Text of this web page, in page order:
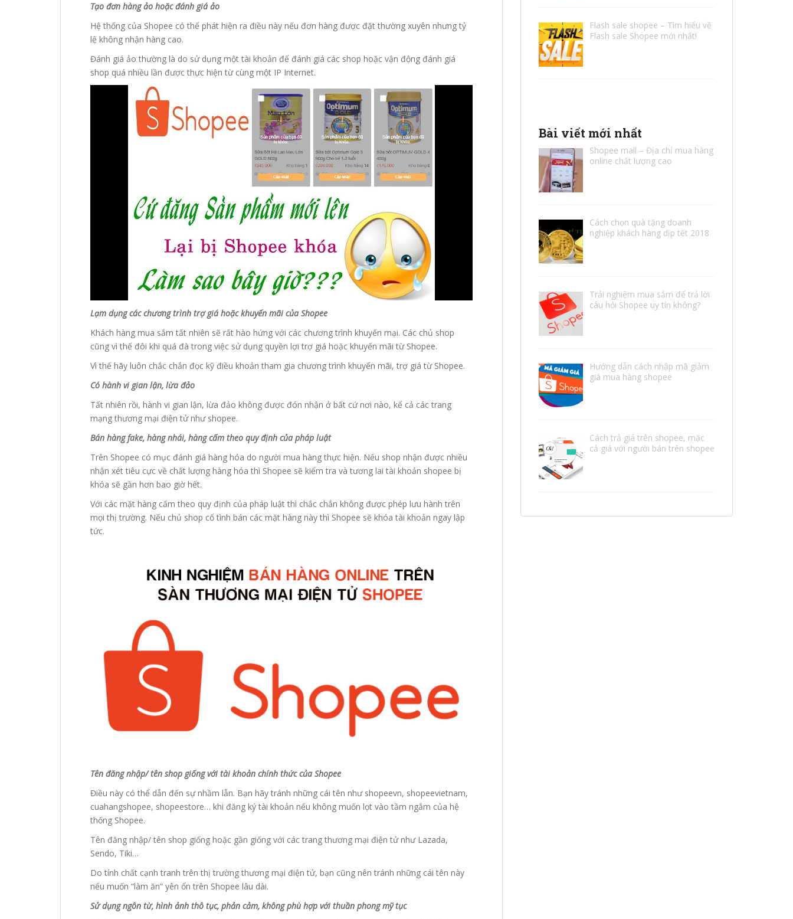
Tạo đơn hàng ảo hoặc đánh giá ảo
Hệ thống của Shopee có thể phát hiện ra điều này nếu đơn hàng được đặt thường xuyên nhưng tỷ
lệ không nhận hàng cao.
Đánh giá ảo thường là do sử dụng một tài khoản để đánh giá các shop hoặc vận động đánh giá
shop quá nhiều lần được thực hiện từ cùng một IP Internet.
Lạm dụng các chương trình trợ giá hoặc khuyến mãi của Shopee
Khách hàng mua sắm tất nhiên sẽ rất hào hứng với các chương trình khuyến mại. Các chủ shop
cũng vì thế đôi khi quá đà trong việc sử dụng quyền lợi trợ giá hoặc khuyến mãi từ Shopee.
Vì thế hãy luôn chắc chắn đọc kỹ điều khoản tham gia chương trình khuyến mãi, trợ giá từ Shopee.
Có hành vi gian lận, lừa đảo
Tất nhiên rồi, hành vi gian lận, lừa đảo không được đón nhận ở bất cứ nơi nào, kể cả các trang
mạng thương mại điện tử như shopee.
Bán hàng fake, hàng nhái, hàng cấm theo quy định của pháp luật
Trên Shopee có mục đánh giá hàng hóa do người mua hàng thực hiện. Nếu shop nhận được nhiều
nhận xét tiêu cực về chất lượng hàng hóa thì Shopee sẽ kiểm tra và tương lai tài khoản shopee bị
khóa sẽ gần hơn bao giờ hết.
Với các mặt hàng cấm theo quy định của pháp luật thì chắc chắn không được phép lưu hành trên
mọi thị trường. Nếu chủ shop cố tình bán các mặt hàng này thì Shopee sẽ khóa tài khoản ngay lập
tức.
Tên đăng nhập/ tên shop giống với tài khoản chính thức của Shopee
Điều này có thể dẫn đến sự nhầm lẫn. Bạn hãy tránh những cái tên như shopeevn, shopeevietnam,
cuahangshopee, shopeestore… khi đăng ký tài khoản nếu không muốn lọt vào tầm ngắm của hệ
thống Shopee.
Tên đăng nhập/ tên shop giống hoặc gần giống với các trang thương mại điện tử như Lazada,
Sendo, Tiki…
Do tính chất cạnh tranh trên thị trường thương mại điện tử, bạn cũng nên tránh những cái tên này
nếu muốn “làm ăn” yên ổn trên Shopee lâu dài.
Sử dụng ngôn từ, hình ảnh thô tục, phản cảm, không phù hợp với thuần phong mỹ tục
Flash sale shopee – Tìm hiểu về
Flash sale Shopee mới nhất!
Bài viết mới nhất
Shopee mall – Địa chỉ mua hàng
online chất lượng cao
Cách chọn quà tặng doanh
nghiệp khách hàng dịp tết 2018
Trải nghiệm mua sắm để trả lời
câu hỏi Shopee uy tín không?
Hướng dẫn cách nhập mã giảm
giá mua hàng shopee
Cách trả giá trên shopee, mặc
cả giá với người bán trên shopee